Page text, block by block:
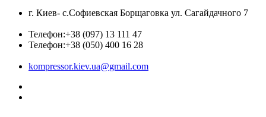
г. Киев- с.Софиевская Борщаговка ул. Сагайдачного 7
Телефон:+38 (097) 13 111 47
Телефон:+38 (050) 400 16 28
kompressor.kiev.ua@gmail.com